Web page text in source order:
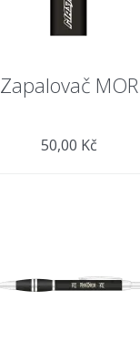
Zapalovač MOR
50,00 Kč